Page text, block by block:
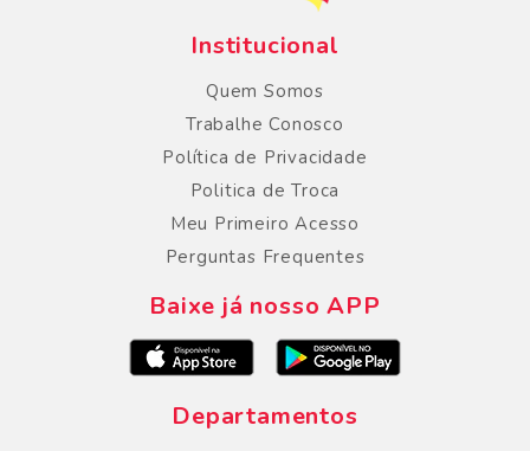
Institucional
Quem Somos
Trabalhe Conosco
Política de Privacidade
Politica de Troca
Meu Primeiro Acesso
Perguntas Frequentes
Baixe já nosso APP
Departamentos